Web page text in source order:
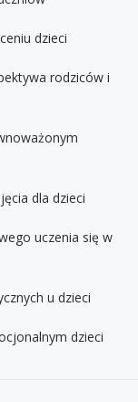
dzieci
rodziców i
dla dzieci
uczenia się w
u dzieci
dzieci